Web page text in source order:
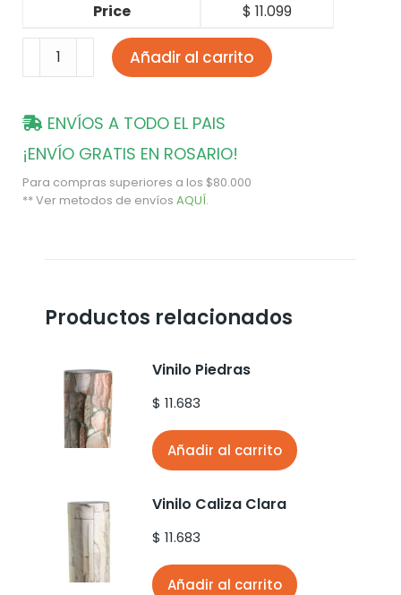
Price
$ 11.099
Añadir al carrito
ENVÍOS A TODO EL PAIS
¡ENVÍO GRATIS EN ROSARIO!
Para compras superiores a los $80.000
** Ver metodos de envíos AQUÍ.
Productos relacionados
Vinilo Piedras
$ 11.683
Añadir al carrito
Vinilo Caliza Clara
$ 11.683
Añadir al carrito